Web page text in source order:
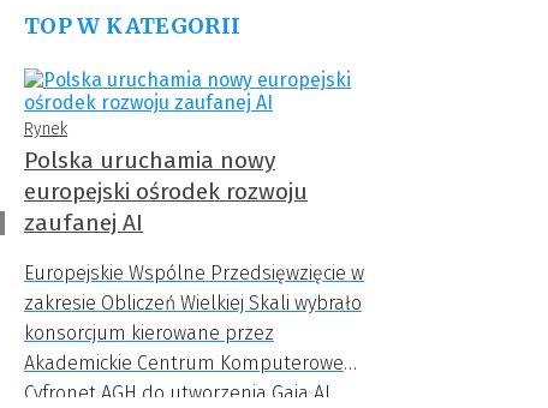
TOP W KATEGORII
Rynek
Polska uruchamia nowy
europejski ośrodek rozwoju
zaufanej AI
Europejskie Wspólne Przedsięwzięcie w
zakresie Obliczeń Wielkiej Skali wybrało
konsorcjum kierowane przez
Akademickie Centrum Komputerowe
Cyfronet AGH do utworzenia Gaia AI